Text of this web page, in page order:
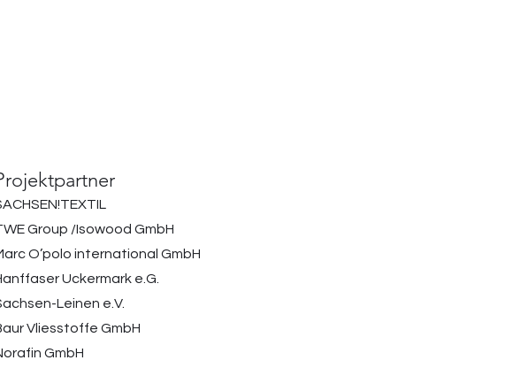
Group /Isowood GmbH
O’polo international GmbH
Uckermark e.G.
Leinen e.V.
Vliesstoffe GmbH
GmbH